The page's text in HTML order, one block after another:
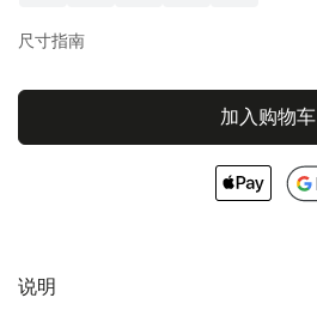
尺寸指南
加入购物车
说明